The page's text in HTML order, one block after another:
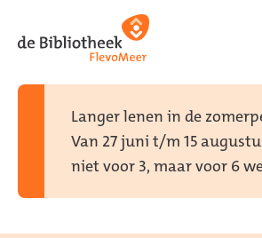
direct
direct
naar
Langer lenen in de
Van 27 juni t/m 15
niet voor 3, maar voor 6